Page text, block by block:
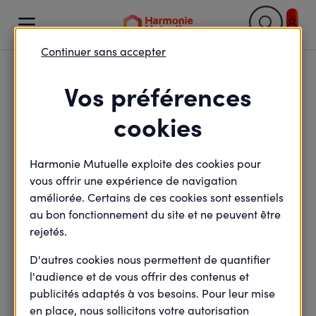

Epargne et anticipation
de la retraite : le duo
gagnant pour un avenir
serein
minute(s) de lecture
min de lecture
Mis à jour le17 février 2023
Vos préférences
cookies
Harmonie Mutuelle exploite des cookies pour
vous offrir une expérience de navigation
améliorée. Certains de ces cookies sont essentiels
au bon fonctionnement du site et ne peuvent être
rejetés.
D'autres cookies nous permettent de quantifier
l'audience et de vous offrir des contenus et
publicités adaptés à vos besoins. Pour leur mise
en place, nous sollicitons votre autorisation
Continuer sans accepter